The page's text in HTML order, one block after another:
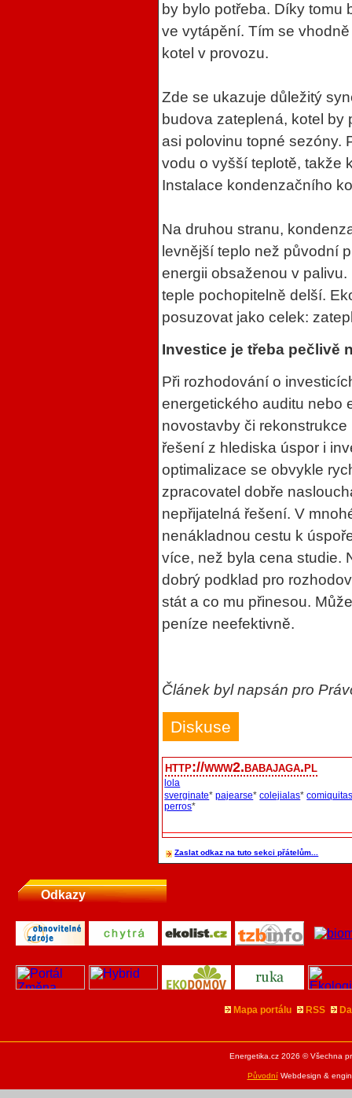
by bylo potřeba. Díky tomu
ve vytápění. Tím se
kotel v provozu.
Zde se ukazuje důležitý
budova zateplená, kotel
asi polovinu topné sezóny.
vodu o vyšší teplotě, takže
Instalace kondenzačního
Na druhou stranu,
levnější teplo než původní
energii obsaženou v
teple pochopitelně delší.
posuzovat jako celek:
Investice je třeba pečlivě
Při rozhodování o
energetického auditu nebo
novostavby či
řešení z hlediska úspor i
optimalizace se obvykle
zpracovatel dobře
nepřijatelná řešení. V
nenákladnou cestu k
více, než byla cena studie.
dobrý podklad pro
stát a co mu přinesou.
peníze neefektivně.
Článek byl napsán pro
Diskuse
http://www2.babajaga.pl
lola
sverginate*pajearse*colejialas*
perros*
Zaslat odkaz na tuto sekci přátelům...
Odkazy
Mapa portálu RSS
Energetika.cz 2026 © Všechna
PůvodníWebdesign &